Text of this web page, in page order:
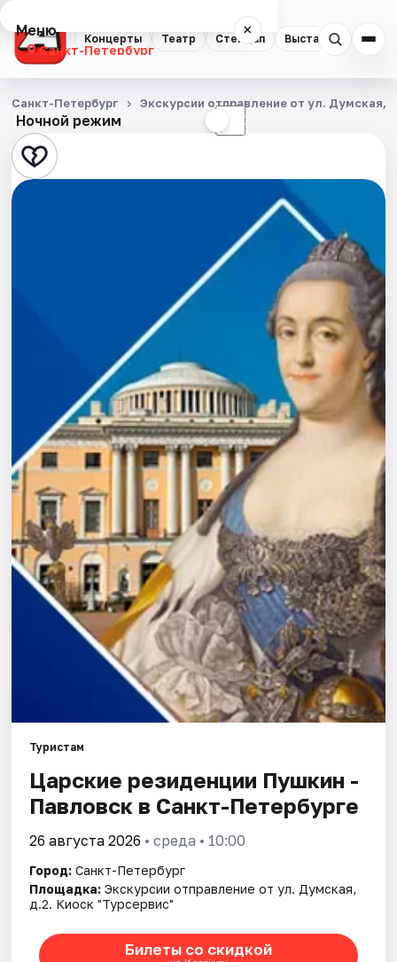
Концерты Театр Стендап Выставки
Меню ×
Санкт-Петербург
Концерты
Театр
Стендап
Города
Площадки
Артисты
Рейтинги
Ночной режим ☾
Санкт-Петербург Экскурсии отправление от ул. Думская,
Туристам
Царские резиденции Пушкин -
Павловск в Санкт-Петербурге
26 августа 2026 • среда • 10:00
Город: Санкт-Петербург
Площадка: Экскурсии отправление от ул. Думская,
д.2. Киоск "Турсервис"
Билеты со скидкой